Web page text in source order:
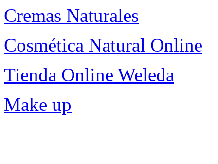
Cremas Naturales
Cosmética Natural Online
Tienda Online Weleda
Make up